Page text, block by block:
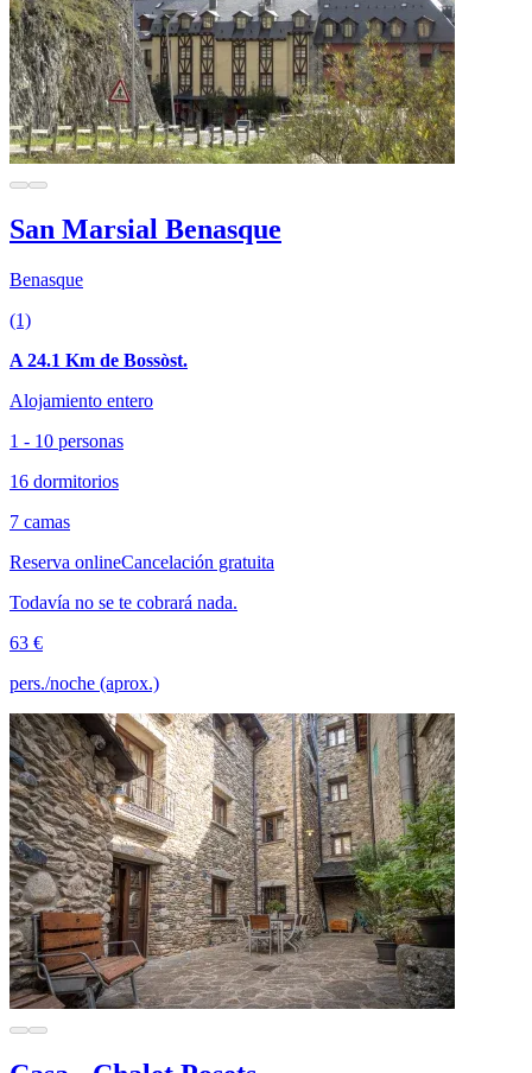
San Marsial Benasque
Benasque
(1)
A 24.1 Km de Bossòst.
Alojamiento entero
1 - 10 personas
16 dormitorios
7 camas
Reserva onlineCancelación gratuita
Todavía no se te cobrará nada.
63 €
pers./noche (aprox.)